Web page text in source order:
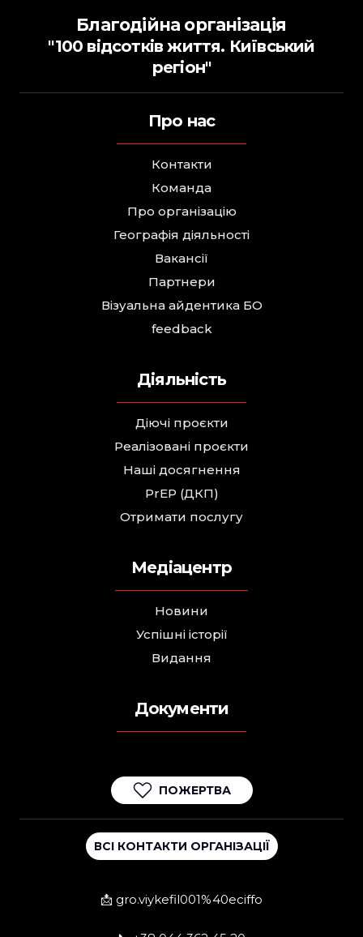
Благодійна організація
"100 відсотків життя. Київський
регіон"
Про нас
Контакти
Команда
Про організацію
Географія діяльності
Вакансії
Партнери
Візуальна айдентика БО
feedback
Діяльність
Діючі проєкти
Реалізовані проєкти
Наші досягнення
PrEP (ДКП)
Отримати послугу
Медіацентр
Новини
Успішні історії
Видання
Документи
ПОЖЕРТВА
ВСІ КОНТАКТИ ОРГАНІЗАЦІЇ
📩 gro.viykefil001%40eciffo